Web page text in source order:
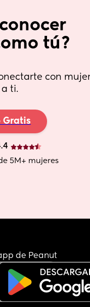
tú?
con
a ti.
Gratis
5M+ mujeres
de Peanut